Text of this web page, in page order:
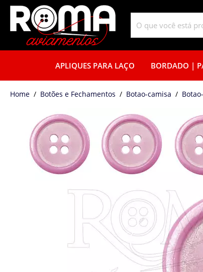
APLIQUES PARA LAÇO BORDADO |
home Botões e Fechamentos botao-camisa